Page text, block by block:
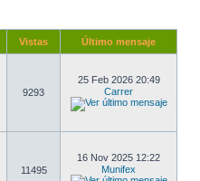
Vistas Último mensaje
9293
25 Feb 2026 20:49
Carrer
11495
16 Nov 2025 12:22
Munifex